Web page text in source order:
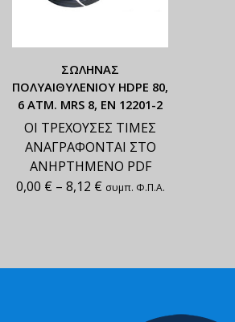
ΣΩΛΗΝΑΣ
ΠΟΛΥΑΙΘΥΛΕΝΙΟΥ HDΡΕ 80,
6 ATM. MRS 8, ΕΝ 12201-2
ΟΙ ΤΡΕΧΟΥΣΕΣ ΤΙΜΕΣ
ΑΝΑΓΡΑΦΟΝΤΑΙ ΣΤΟ
ΑΝΗΡΤΗΜΕΝΟ PDF
0,00 € – 8,12 € συμπ. Φ.Π.Α.